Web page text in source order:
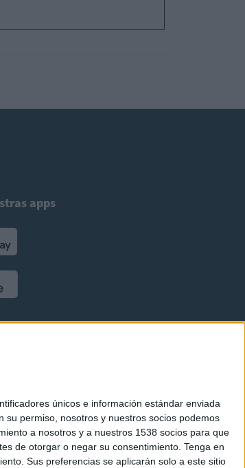
únicos e información estándar enviada
su permiso, nosotros y nuestros socios podemos
a nosotros y a nuestros 1538 socios para que
de otorgar o negar su consentimiento. Tenga en
Sus preferencias se aplicarán solo a este sitio
apps